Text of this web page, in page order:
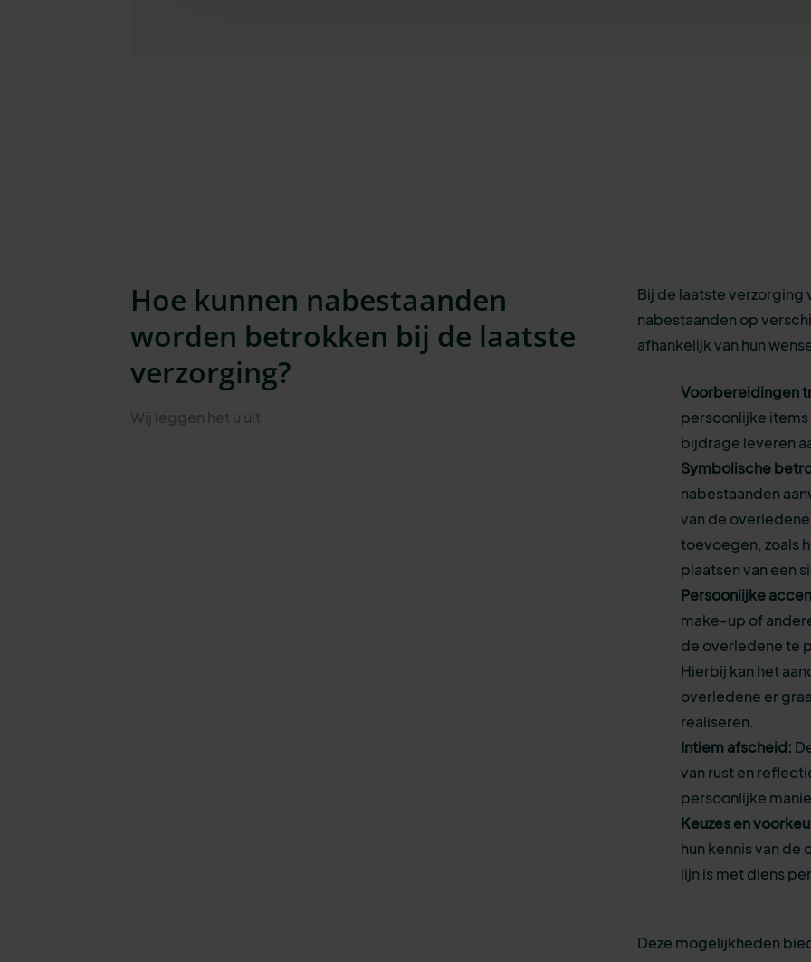
Hoe kunnen nabestaanden
worden betrokken bij de laatste
verzorging?
Wij leggen het u uit
Bij de laatste verzorging
nabestaanden op
afhankelijk van hun
Voorbereidingen
persoonlijke
bijdrage leveren
Symbolische
nabestaanden
van de
toevoegen, zoals
plaatsen van een
Persoonlijke
make-up of
de overledene te
Hierbij kan het
overledene er
realiseren.
Intiem afscheid:
van rust en
persoonlijke
Keuzes en
hun kennis van
lijn is met diens
Deze mogelijkheden